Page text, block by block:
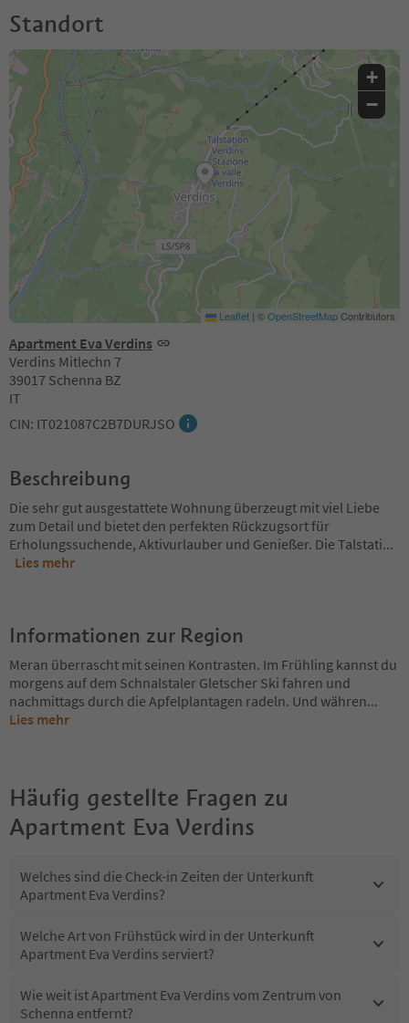
Standort
Apartment Eva Verdins
Verdins Mitlechn 7
39017 Schenna BZ
IT
CIN: IT021087C2B7DURJSO
+
−
Leaflet | ©OpenStreetMapContributors
Beschreibung
Die sehr gut ausgestattete Wohnung überzeugt mit viel Liebe
zum Detail und bietet den perfekten Rückzugsort für
Erholungssuchende, Aktivurlauber und Genießer. Die Talstati...
Lies mehr
Informationen zur Region
Meran überrascht mit seinen Kontrasten. Im Frühling kannst du
morgens auf dem Schnalstaler Gletscher Ski fahren und
nachmittags durch die Apfelplantagen radeln. Und währen...
Lies mehr
Häufig gestellte Fragen zu
Apartment Eva Verdins
Welches sind die Check-in Zeiten der Unterkunft
Apartment Eva Verdins?
Welche Art von Frühstück wird in der Unterkunft
Apartment Eva Verdins serviert?
Wie weit ist Apartment Eva Verdins vom Zentrum von
Schenna entfernt?